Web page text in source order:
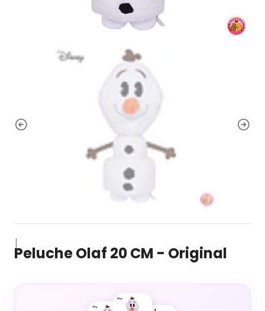
|
Peluche Olaf 20 CM - Original